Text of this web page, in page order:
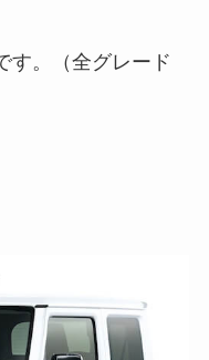
す。（全グレード